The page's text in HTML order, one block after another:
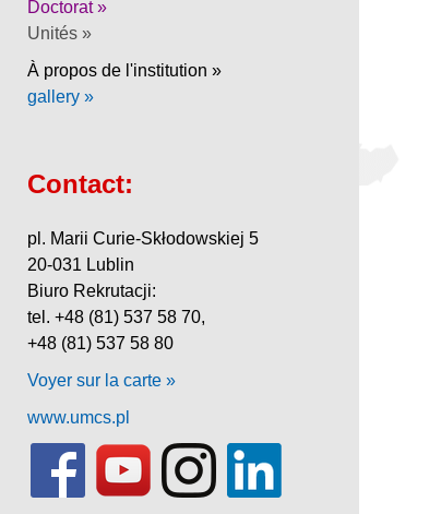
Doctorat »
Unités »
À propos de l'institution »
gallery »
Contact:
pl. Marii Curie-Skłodowskiej 5
20-031 Lublin
Biuro Rekrutacji:
tel. +48 (81) 537 58 70,
+48 (81) 537 58 80
Voyer sur la carte »
www.umcs.pl